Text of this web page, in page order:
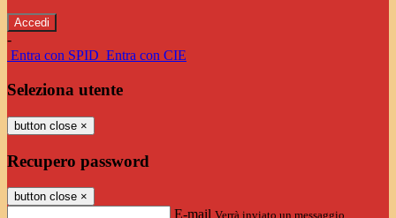
-
Entra con SPID Entra con CIE
Seleziona utente
button close ×
Recupero password
button close ×
E-mail Verrà inviato un messaggio